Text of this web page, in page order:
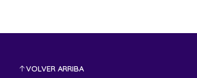
VOLVER ARRIBA